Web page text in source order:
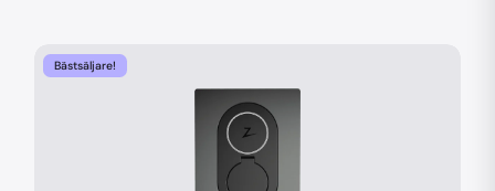
Bästsäljare!